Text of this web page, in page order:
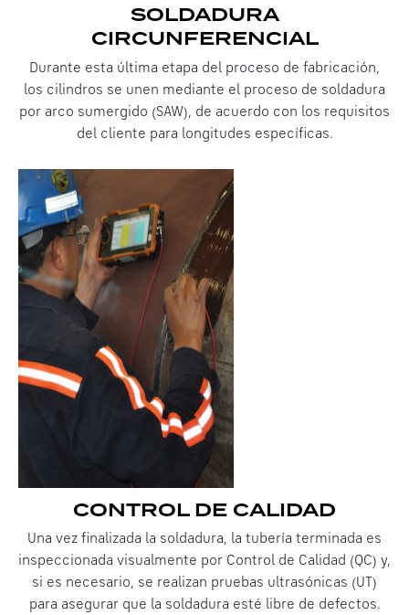
SOLDADURA
CIRCUNFERENCIAL
Durante esta última etapa del proceso de fabricación,
los cilindros se unen mediante el proceso de soldadura
por arco sumergido (SAW), de acuerdo con los requisitos
del cliente para longitudes específicas.
CONTROL DE CALIDAD
Una vez finalizada la soldadura, la tubería terminada es
inspeccionada visualmente por Control de Calidad (QC) y,
si es necesario, se realizan pruebas ultrasónicas (UT)
para asegurar que la soldadura esté libre de defectos.